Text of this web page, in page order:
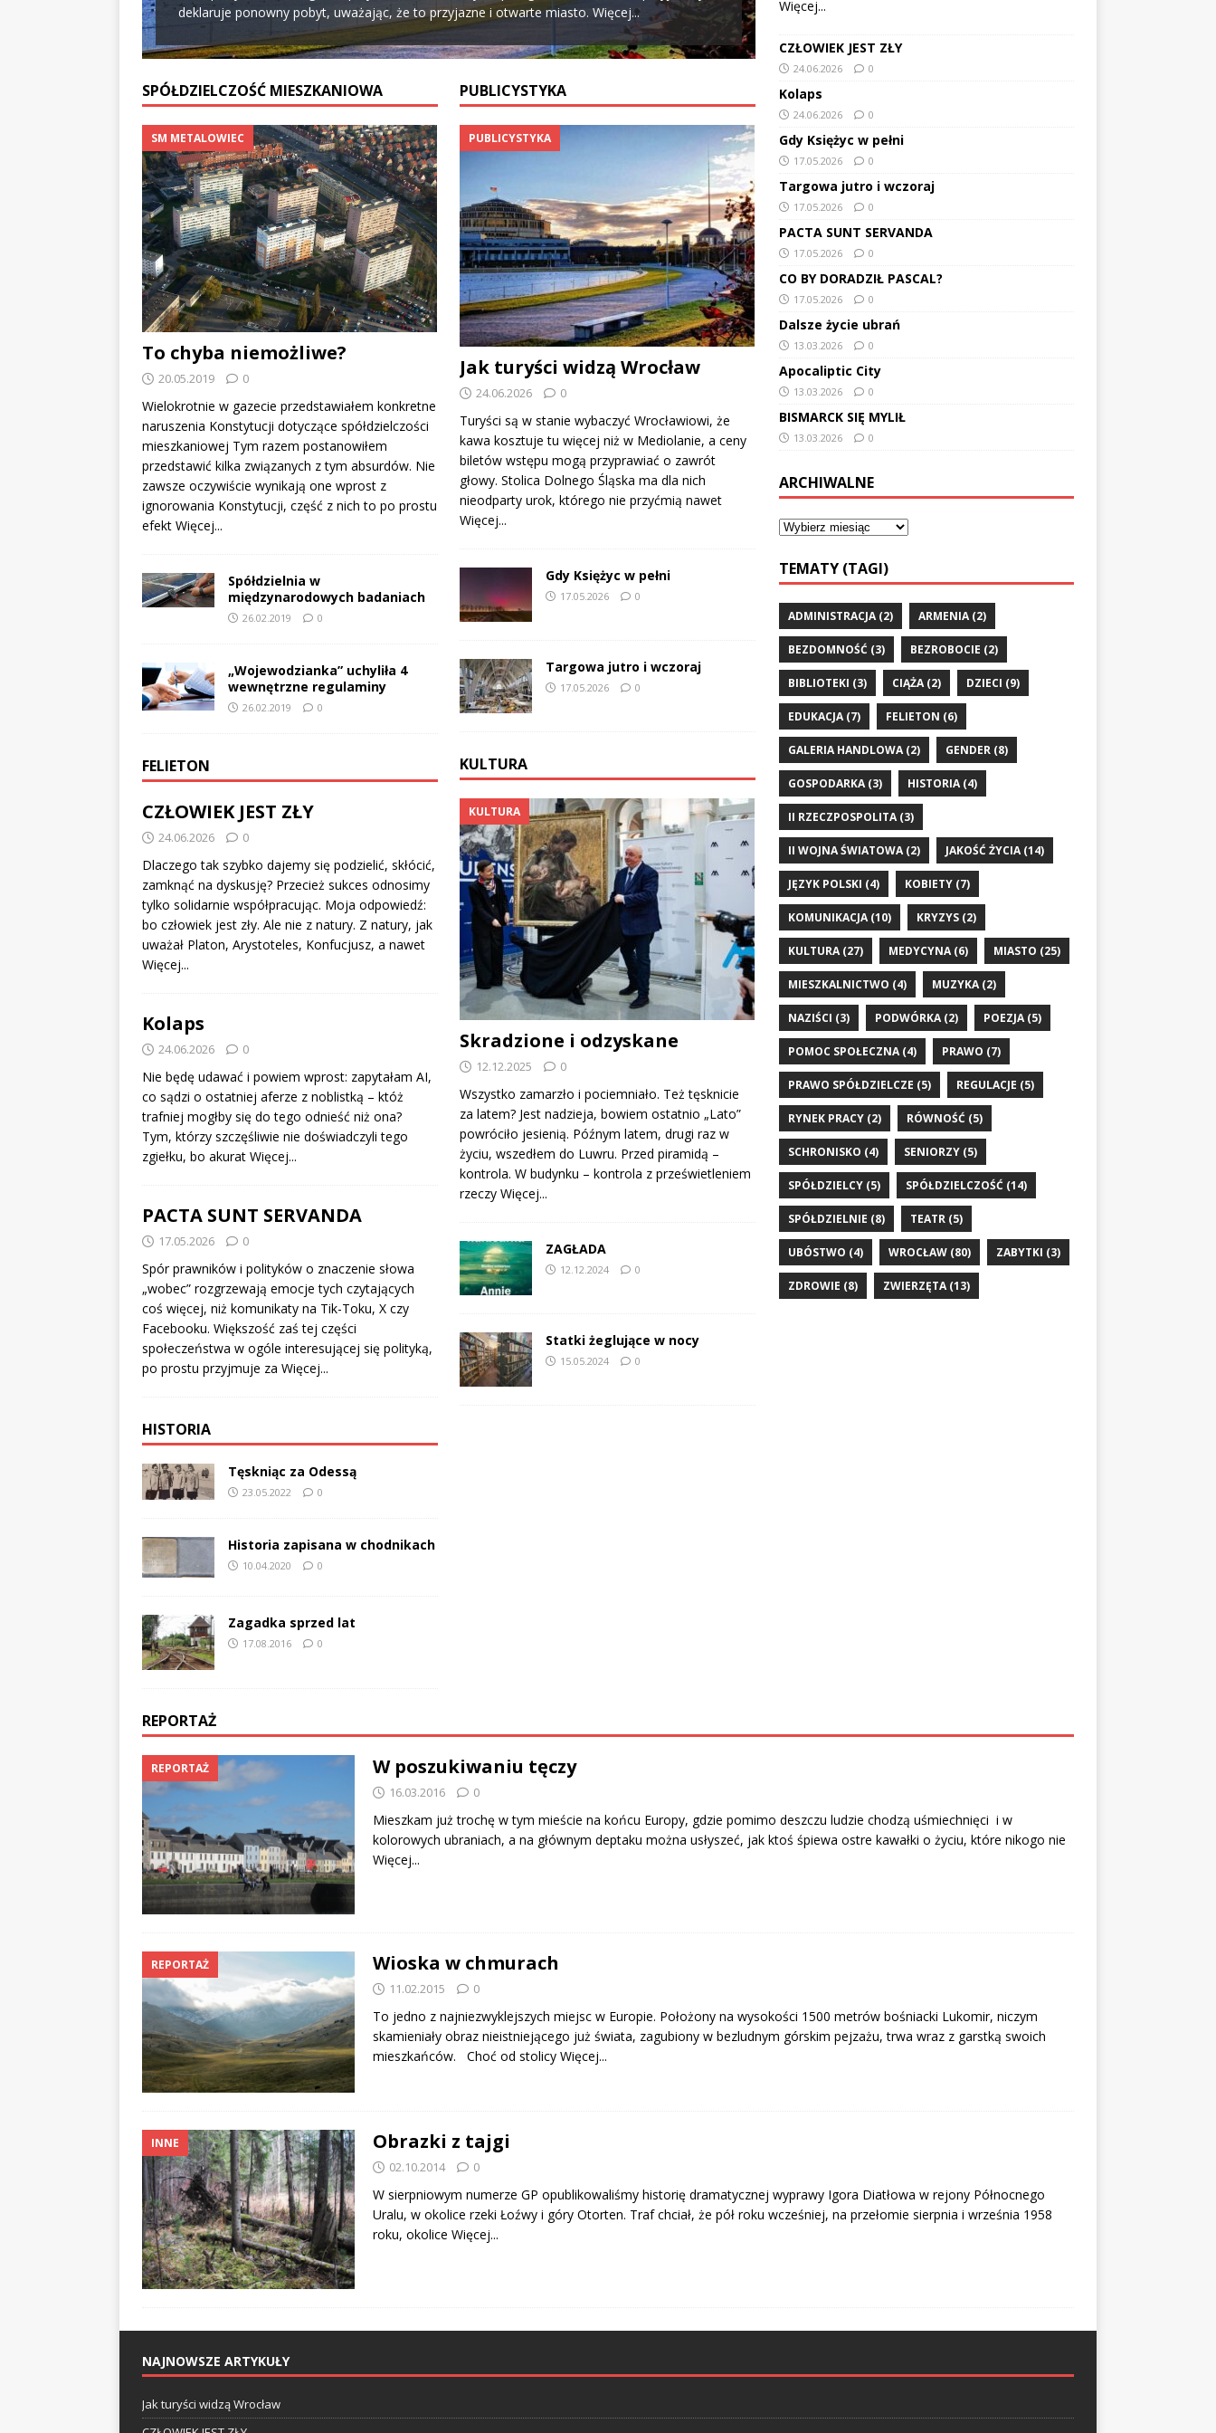
deklaruje ponowny pobyt, uważając, że to przyjazne i otwarte miasto.Więcej...
Kowalska i Yugoton. Tę ostatnią
SPÓŁDZIELCZOŚĆ MIESZKANIOWA
SM METALOWIEC
To chyba niemożliwe?
20.05.2019 0
Wielokrotnie w gazecie przedstawiałem konkretne
naruszenia Konstytucji dotyczące spółdzielczości
mieszkaniowej Tym razem postanowiłem
przedstawić kilka związanych z tym absurdów. Nie
zawsze oczywiście wynikają one wprost z
ignorowania Konstytucji, część z nich to po prostu
efekt Więcej...
Spółdzielnia w
międzynarodowych badaniach
26.02.2019 0
„Wojewodzianka” uchyliła 4
wewnętrzne regulaminy
26.02.2019 0
FELIETON
CZŁOWIEK JEST ZŁY
24.06.2026 0
Dlaczego tak szybko dajemy się podzielić, skłócić,
zamknąć na dyskusję? Przecież sukces odnosimy
tylko solidarnie współpracując. Moja odpowiedź:
bo człowiek jest zły. Ale nie z natury. Z natury, jak
uważał Platon, Arystoteles, Konfucjusz, a nawet
Więcej...
Kolaps
24.06.2026 0
Nie będę udawać i powiem wprost: zapytałam AI,
co sądzi o ostatniej aferze z noblistką – któż
trafniej mogłby się do tego odnieść niż ona?
Tym, którzy szczęśliwie nie doświadczyli tego
zgiełku, bo akurat Więcej...
PACTA SUNT SERVANDA
17.05.2026 0
Spór prawników i polityków o znaczenie słowa
„wobec” rozgrzewają emocje tych czytających
coś więcej, niż komunikaty na Tik-Toku, X czy
Facebooku. Większość zaś tej części
społeczeństwa w ogóle interesującej się polityką,
po prostu przyjmuje za Więcej...
HISTORIA
Tęskniąc za Odessą
23.05.2022 0
Historia zapisana w chodnikach
10.04.2020 0
Zagadka sprzed lat
17.08.2016 0
PUBLICYSTYKA
PUBLICYSTYKA
Jak turyści widzą Wrocław
24.06.2026 0
Turyści są w stanie wybaczyć Wrocławiowi, że
kawa kosztuje tu więcej niż w Mediolanie, a ceny
biletów wstępu mogą przyprawiać o zawrót
głowy. Stolica Dolnego Śląska ma dla nich
nieodparty urok, którego nie przyćmią nawet
Więcej...
Gdy Księżyc w pełni
17.05.2026 0
Targowa jutro i wczoraj
17.05.2026 0
KULTURA
KULTURA
Skradzione i odzyskane
12.12.2025 0
Wszystko zamarzło i pociemniało. Też tęsknicie
za latem? Jest nadzieja, bowiem ostatnio „Lato”
powróciło jesienią. Późnym latem, drugi raz w
życiu, wszedłem do Luwru. Przed piramidą –
kontrola. W budynku – kontrola z prześwietleniem
rzeczy Więcej...
ZAGŁADA
12.12.2024 0
Statki żeglujące w nocy
15.05.2024 0
Więcej...
CZŁOWIEK JEST ZŁY
24.06.2026 0
Kolaps
24.06.2026 0
Gdy Księżyc w pełni
17.05.2026 0
Targowa jutro i wczoraj
17.05.2026 0
PACTA SUNT SERVANDA
17.05.2026 0
CO BY DORADZIŁ PASCAL?
17.05.2026 0
Dalsze życie ubrań
13.03.2026 0
Apocaliptic City
13.03.2026 0
BISMARCK SIĘ MYLIŁ
13.03.2026 0
ARCHIWALNE
TEMATY (TAGI)
ADMINISTRACJA(2) ARMENIA(2)
BEZDOMNOŚĆ (3) BEZROBOCIE (2)
BIBLIOTEKI (3) CIĄŻA(2) DZIECI (9)
EDUKACJA(7) FELIETON (6)
GALERIA HANDLOWA(2) GENDER(8)
GOSPODARKA(3) HISTORIA(4)
II RZECZPOSPOLITA(3)
II WOJNA ŚWIATOWA(2) JAKOŚĆ ŻYCIA(14)
JĘZYK POLSKI (4) KOBIETY(7)
KOMUNIKACJA(10) KRYZYS(2)
KULTURA(27) MEDYCYNA(6) MIASTO (25)
MIESZKALNICTWO (4) MUZYKA(2)
NAZIŚCI (3) PODWÓRKA(2) POEZJA(5)
POMOC SPOŁECZNA(4) PRAWO (7)
PRAWO SPÓŁDZIELCZE (5) REGULACJE (5)
RYNEK PRACY(2) RÓWNOŚĆ (5)
SCHRONISKO (4) SENIORZY(5)
SPÓŁDZIELCY(5) SPÓŁDZIELCZOŚĆ (14)
SPÓŁDZIELNIE (8) TEATR(5)
UBÓSTWO (4) WROCŁAW(80) ZABYTKI (3)
ZDROWIE (8) ZWIERZĘTA(13)
REPORTAŻ
REPORTAŻ W poszukiwaniu tęczy
16.03.2016 0
Mieszkam już trochę w tym mieście na końcu Europy, gdzie pomimo deszczu ludzie chodzą uśmiechnięci i w
kolorowych ubraniach, a na głównym deptaku można usłyszeć, jak ktoś śpiewa ostre kawałki o życiu, które nikogo nie
Więcej...
REPORTAŻ Wioska w chmurach
11.02.2015 0
To jedno z najniezwyklejszych miejsc w Europie. Położony na wysokości 1500 metrów bośniacki Lukomir, niczym
skamieniały obraz nieistniejącego już świata, zagubiony w bezludnym górskim pejzażu, trwa wraz z garstką swoich
mieszkańców. Choć od stolicy Więcej...
INNE Obrazki z tajgi
02.10.2014 0
W sierpniowym numerze GP opublikowaliśmy historię dramatycznej wyprawy Igora Diatłowa w rejony Północnego
Uralu, w okolice rzeki Łoźwy i góry Otorten. Traf chciał, że pół roku wcześniej, na przełomie sierpnia i września 1958
roku, okolice Więcej...
NAJNOWSZE ARTYKUŁY
Jak turyści widzą Wrocław